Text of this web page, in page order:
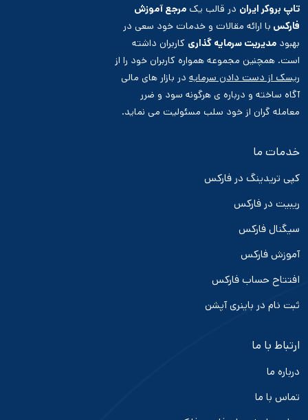
تاپ بروکر ایران در قالب یک مرجع آموزش
فارکس با ارائه مقالات و خدمات خود سعی در
بهبود مدیریت سرمایه گذاری کاربران داشته
است. همچنین مجموعه همواره کاربران خود را از
ریسک از دست دادن سرمایه در بازار های مالی
آگاه ساخته و درباره ی هرگونه سود و ضرر
معامله گران از خود سلب مسئولیت می نماید.
خدمات ما
کپی تریدینگ در فارکس
ریبیت در فارکس
سیگنال فارکس
آموزش فارکس
افتتاح حساب فارکس
ثبت نام در باینری آپشن
ارتباط با ما
درباره ما
تماس با ما